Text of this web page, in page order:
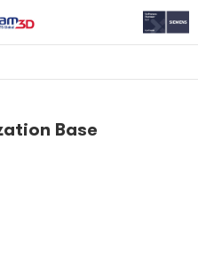
Base